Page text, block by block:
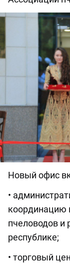
Новый офис
•
координацию
пчеловодов и
республике;
• торговый